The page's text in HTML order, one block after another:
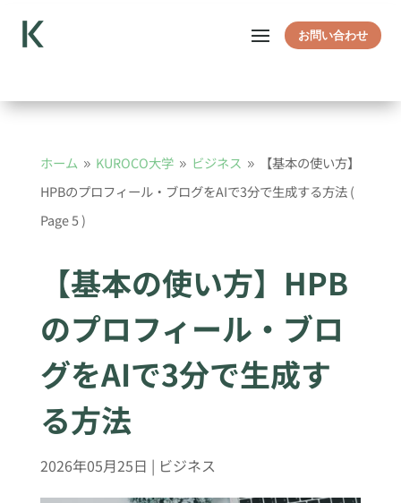
お問い合わせ
ホーム 9 KUROCO大学 9 ビジネス 9
【基本の使い方】
HPBのプロフィール・ブログをAIで3分で生成する方法(
Page 5 )
【基本の使い方】HPB
のプロフィール・ブロ
グをAIで3分で生成す
る方法
2026年05月25日 | ビジネス